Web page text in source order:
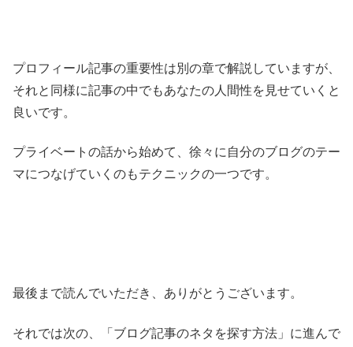
プロフィール記事の重要性は別の章で解説していますが、
それと同様に記事の中でもあなたの人間性を見せていくと
良いです。
プライベートの話から始めて、徐々に自分のブログのテー
マにつなげていくのもテクニックの一つです。
最後まで読んでいただき、ありがとうございます。
それでは次の、「ブログ記事のネタを探す方法」に進んで